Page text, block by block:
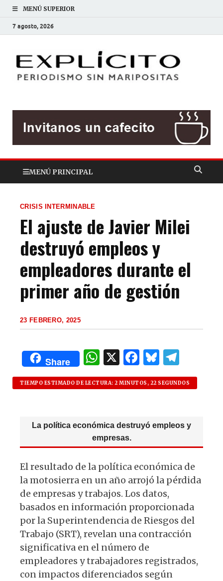
MENÚ SUPERIOR
7 agosto, 2026
MENÚ PRINCIPAL
CRISIS INTERMINABLE
El ajuste de Javier Milei
destruyó empleos y
empleadores durante el
primer año de gestión
23 FEBRERO, 2025
Share
W
h
at
A
p
p
X F
a
c
b
o
k
B
lu
es
y
el
e
ra
TIEMPO ESTIMADO DE LECTURA: 2 MINUTOS, 22 SEGUNDOS
La política económica destruyó empleos y
empresas.
El resultado de la política económica de
la motosierra en un año arrojó la pérdida
de empresas y trabajos. Los datos,
basados en información proporcionada
por la Superintendencia de Riesgos del
Trabajo (SRT), revelan una contracción
significativa en el número de
empleadores y trabajadores registrados,
con impactos diferenciados según